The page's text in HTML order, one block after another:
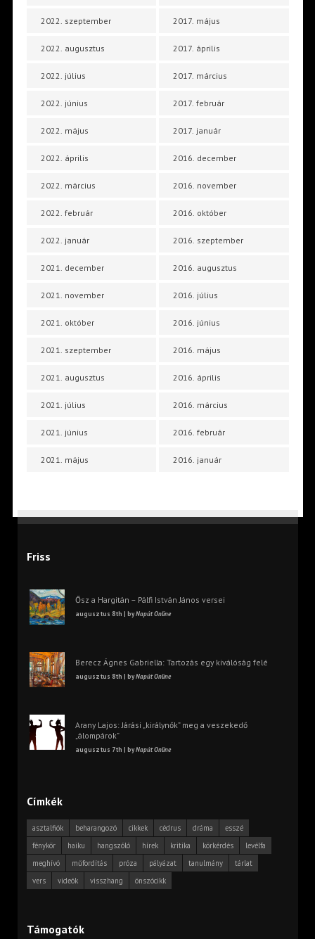
2022. szeptember
2022. augusztus
2022. július
2022. június
2022. május
2022. április
2022. március
2022. február
2022. január
2021. december
2021. november
2021. október
2021. szeptember
2021. augusztus
2021. július
2021. június
2021. május
2017. május
2017. április
2017. március
2017. február
2017. január
2016. december
2016. november
2016. október
2016. szeptember
2016. augusztus
2016. július
2016. június
2016. május
2016. április
2016. március
2016. február
2016. január
Friss
Ősz a Hargitán – Pálfi István János versei
augusztus 8th | byNapút Online
Berecz Ágnes Gabriella: Tartozás egy kiválóság felé
augusztus 8th | byNapút Online
Arany Lajos: Járási „királynők” meg a veszekedő
„álompárok”
augusztus 7th | byNapút Online
Címkék
asztalfiók beharangozó cikkek cédrus dráma
esszé
fénykör
haiku hangszóló hírek kritika körkérdés
levélfa
meghívó
műfordítás próza pályázat tanulmány
tárlat
vers
videók visszhang önszócikk
Támogatók